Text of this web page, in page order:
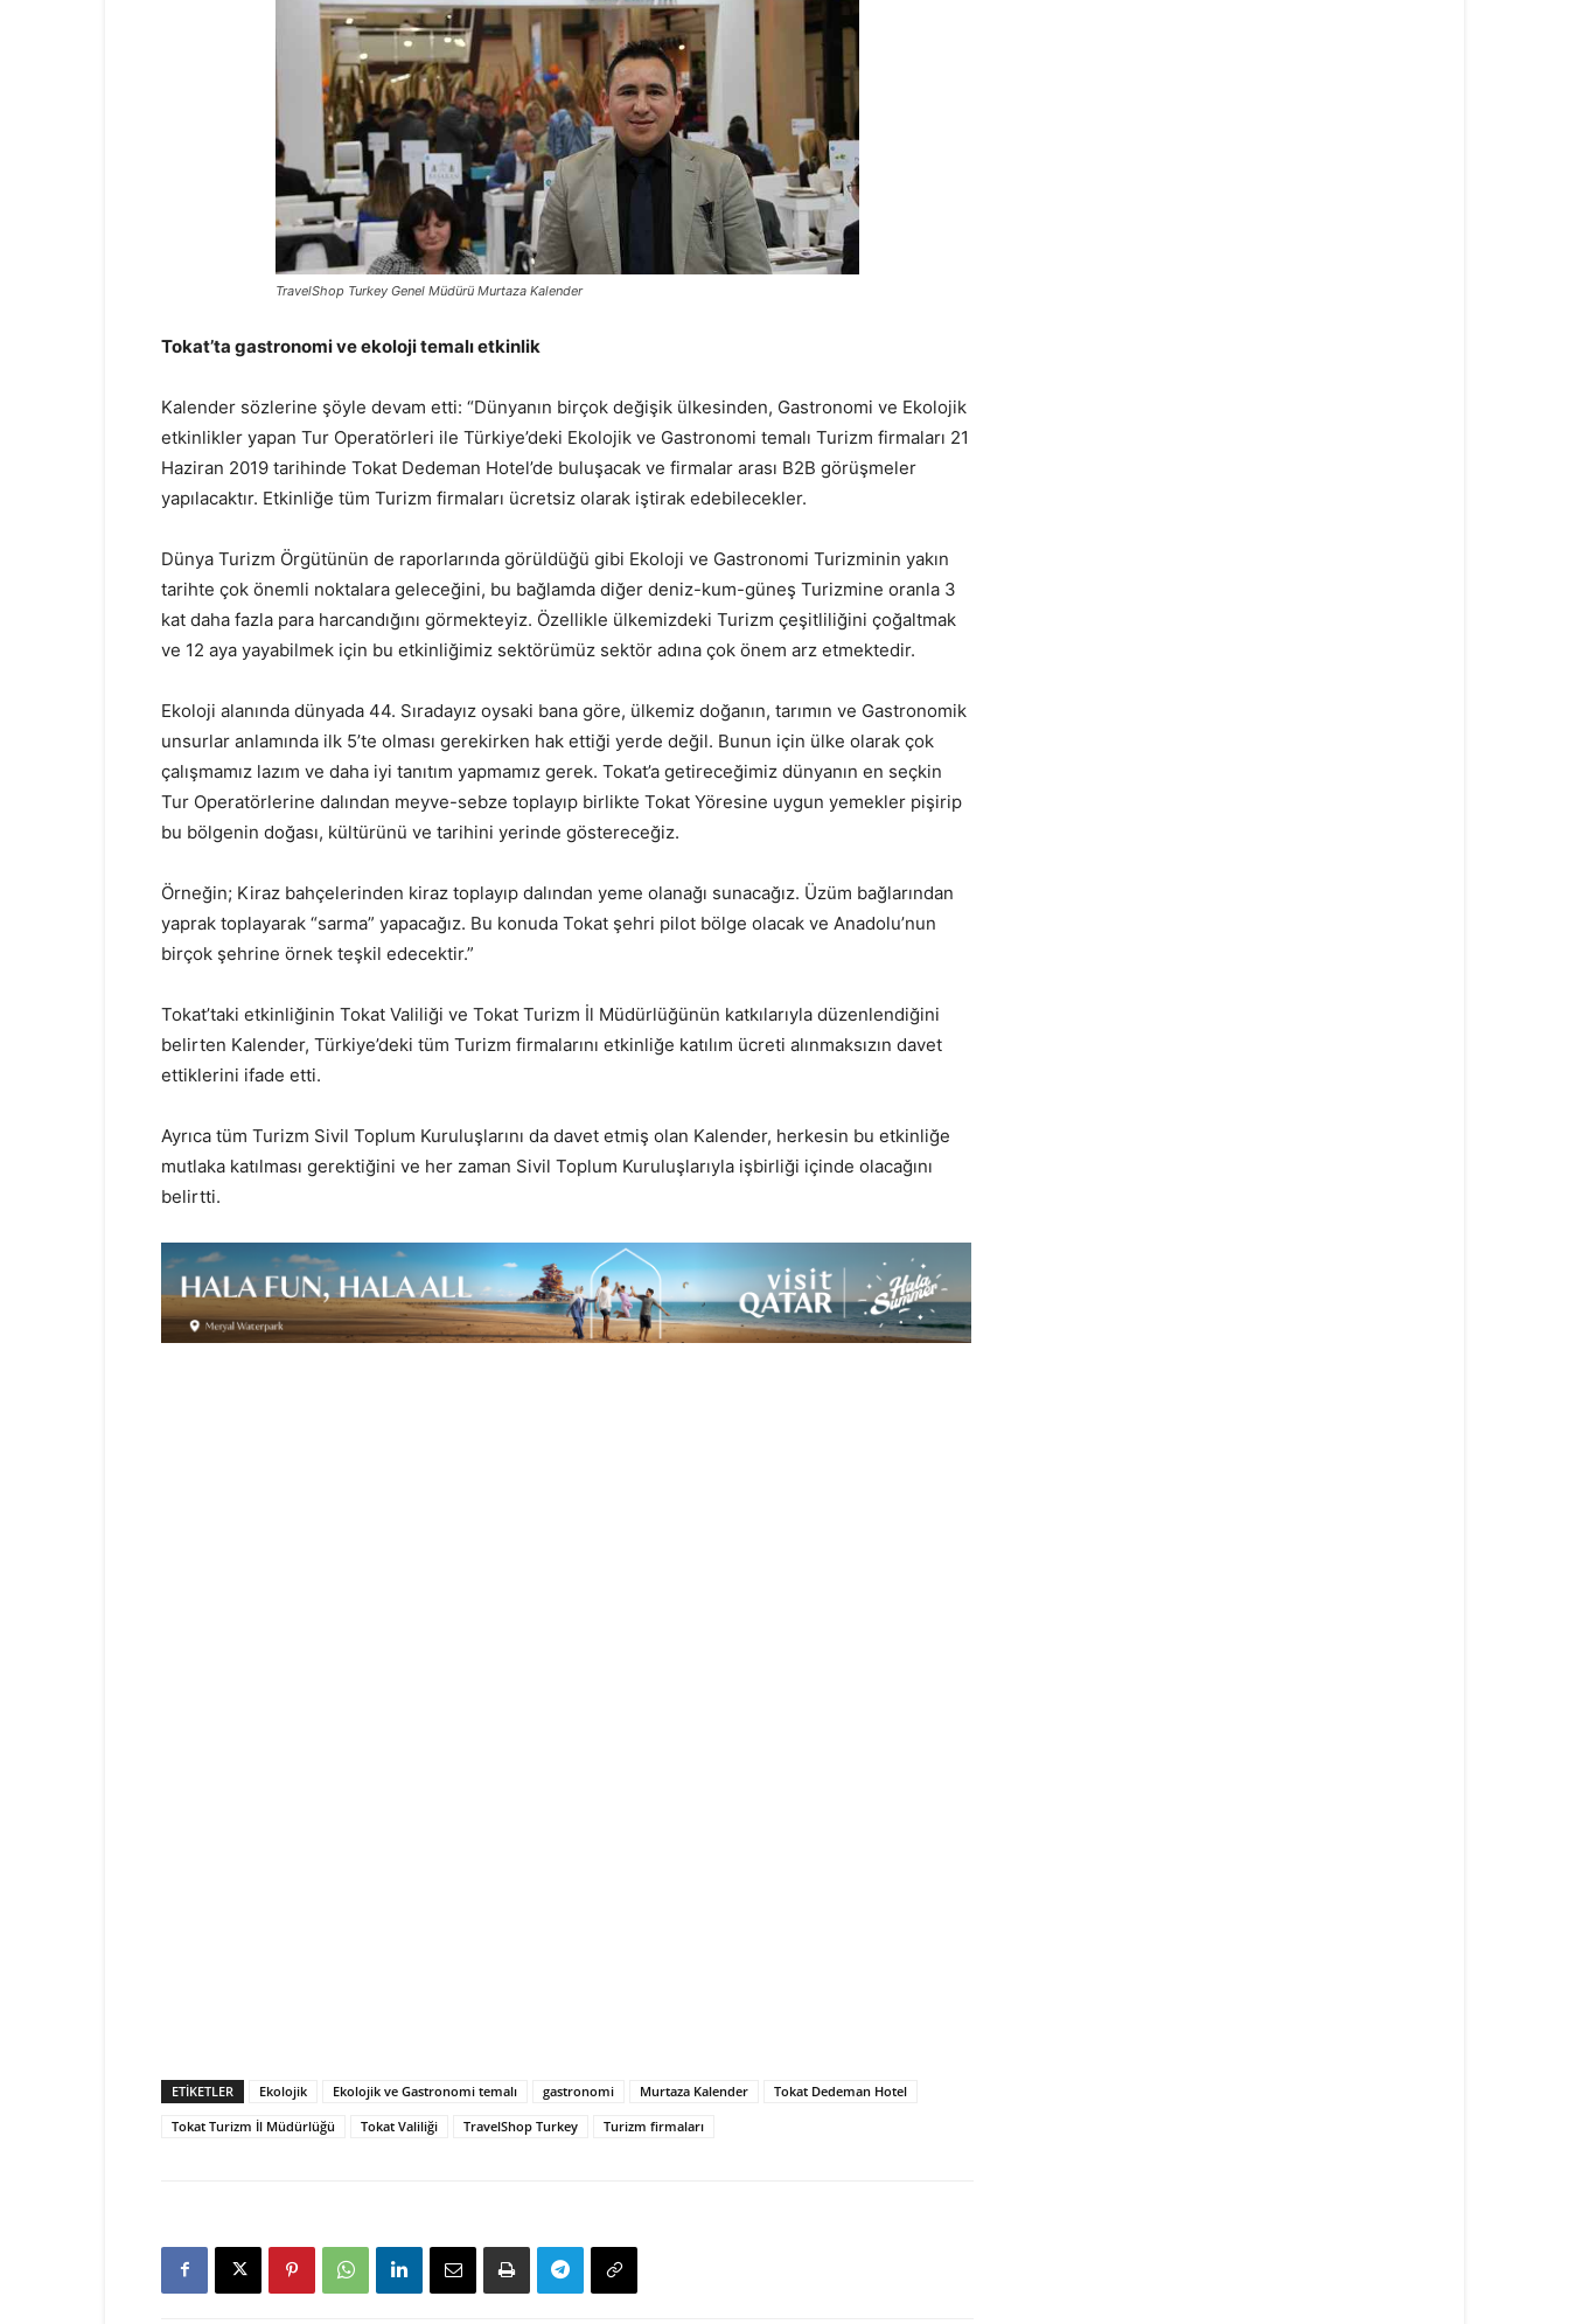
TravelShop Turkey Genel Müdürü Murtaza Kalender
Tokat’ta gastronomi ve ekoloji temalı etkinlik
Kalender sözlerine şöyle devam etti: “Dünyanın birçok değişik ülkesinden, Gastronomi ve Ekolojik
etkinlikler yapan Tur Operatörleri ile Türkiye’deki Ekolojik ve Gastronomi temalı Turizm firmaları 21
Haziran 2019 tarihinde Tokat Dedeman Hotel’de buluşacak ve firmalar arası B2B görüşmeler
yapılacaktır. Etkinliğe tüm Turizm firmaları ücretsiz olarak iştirak edebilecekler.
Dünya Turizm Örgütünün de raporlarında görüldüğü gibi Ekoloji ve Gastronomi Turizminin yakın
tarihte çok önemli noktalara geleceğini, bu bağlamda diğer deniz-kum-güneş Turizmine oranla 3
kat daha fazla para harcandığını görmekteyiz. Özellikle ülkemizdeki Turizm çeşitliliğini çoğaltmak
ve 12 aya yayabilmek için bu etkinliğimiz sektörümüz sektör adına çok önem arz etmektedir.
Ekoloji alanında dünyada 44. Sıradayız oysaki bana göre, ülkemiz doğanın, tarımın ve Gastronomik
unsurlar anlamında ilk 5’te olması gerekirken hak ettiği yerde değil. Bunun için ülke olarak çok
çalışmamız lazım ve daha iyi tanıtım yapmamız gerek. Tokat’a getireceğimiz dünyanın en seçkin
Tur Operatörlerine dalından meyve-sebze toplayıp birlikte Tokat Yöresine uygun yemekler pişirip
bu bölgenin doğası, kültürünü ve tarihini yerinde göstereceğiz.
Örneğin; Kiraz bahçelerinden kiraz toplayıp dalından yeme olanağı sunacağız. Üzüm bağlarından
yaprak toplayarak “sarma” yapacağız. Bu konuda Tokat şehri pilot bölge olacak ve Anadolu’nun
birçok şehrine örnek teşkil edecektir.”
Tokat’taki etkinliğinin Tokat Valiliği ve Tokat Turizm İl Müdürlüğünün katkılarıyla düzenlendiğini
belirten Kalender, Türkiye’deki tüm Turizm firmalarını etkinliğe katılım ücreti alınmaksızın davet
ettiklerini ifade etti.
Ayrıca tüm Turizm Sivil Toplum Kuruluşlarını da davet etmiş olan Kalender, herkesin bu etkinliğe
mutlaka katılması gerektiğini ve her zaman Sivil Toplum Kuruluşlarıyla işbirliği içinde olacağını
belirtti.
ETIKETLER Ekolojik Ekolojik ve Gastronomi temalı gastronomi Murtaza Kalender
Tokat Dedeman Hotel
Tokat Turizm İl Müdürlüğü
Tokat Valiliği TravelShop Turkey Turizm firmaları